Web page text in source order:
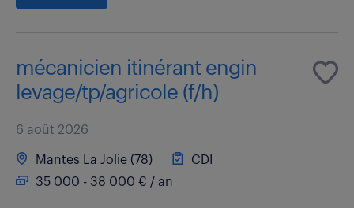
mécanicien itinérant engin
levage/tp/agricole (f/h)
6 août 2026
Mantes La Jolie (78)
CDI
35 000 - 38 000 € / an